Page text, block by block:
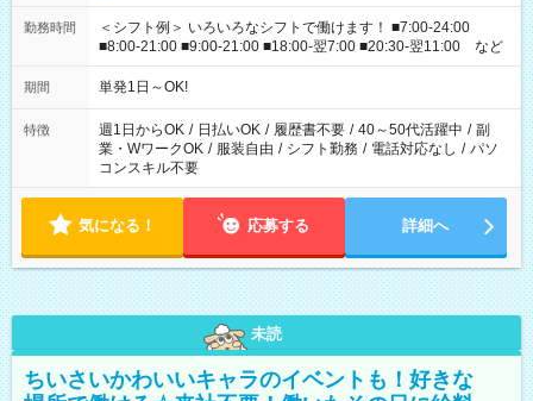
勤務時間
＜シフト例＞ いろいろなシフトで働けます！ ■7:00-24:00
■8:00-21:00 ■9:00-21:00 ■18:00-翌7:00 ■20:30-翌11:00 など
期間 単発1日～OK!
特徴 週1日からOK / 日払いOK / 履歴書不要 / 40～50代活躍中 / 副
業・WワークOK / 服装自由 / シフト勤務 / 電話対応なし / パソ
コンスキル不要
気になる！ 応募する 詳細へ
未読
ちいさいかわいいキャラのイベントも！好きな